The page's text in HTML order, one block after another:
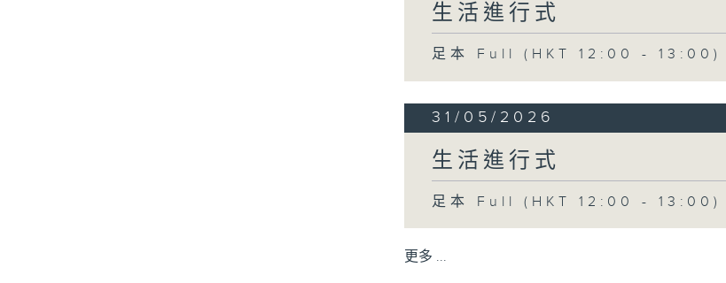
生活進行式
足本 Full (HKT 12:00 - 13:00)
31/05/2026
生活進行式
足本 Full (HKT 12:00 - 13:00)
更多 ...